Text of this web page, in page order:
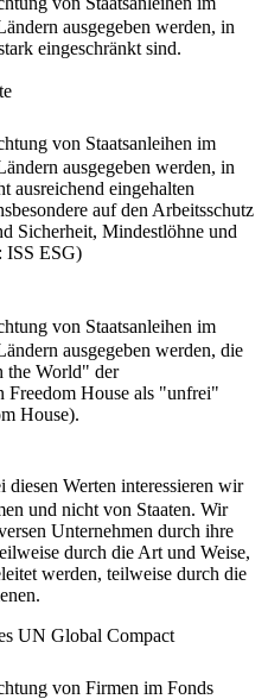
ausgegeben werden, in
eingeschränkt sind.
von Staatsanleihen im
ausgegeben werden, in
ausreichend eingehalten
auf den Arbeitsschutz
Sicherheit, Mindestlöhne und
ISS ESG)
von Staatsanleihen im
ausgegeben werden, die
the World" der
Freedom House als "unfrei"
House).
diesen Werten interessieren wir
und nicht von Staaten. Wir
Unternehmen durch ihre
durch die Art und Weise,
werden, teilweise durch die
UN Global Compact
von Firmen im Fonds